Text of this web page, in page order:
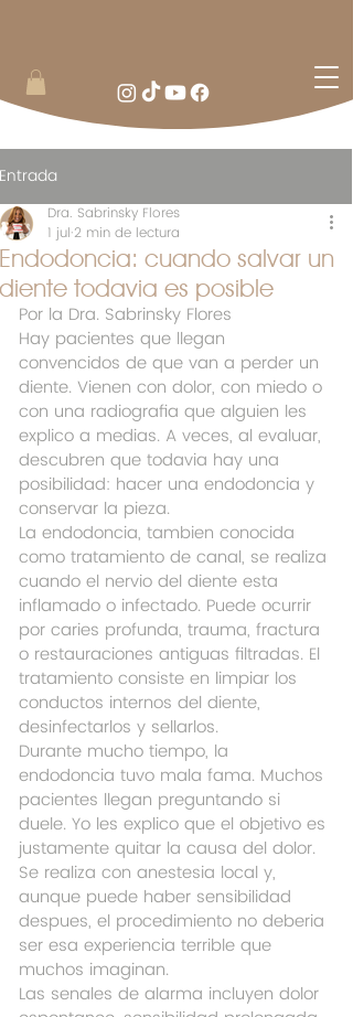
Entrada
Endodoncia: cuando salvar un
diente todavia es posible
Dra. Sabrinsky Flores
1 jul 2 min de lectura
Por la Dra. Sabrinsky Flores
Hay pacientes que llegan
convencidos de que van a perder un
diente. Vienen con dolor, con miedo o
con una radiografia que alguien les
explico a medias. A veces, al evaluar,
descubren que todavia hay una
posibilidad: hacer una endodoncia y
conservar la pieza.
La endodoncia, tambien conocida
como tratamiento de canal, se realiza
cuando el nervio del diente esta
inflamado o infectado. Puede ocurrir
por caries profunda, trauma, fractura
o restauraciones antiguas filtradas. El
tratamiento consiste en limpiar los
conductos internos del diente,
desinfectarlos y sellarlos.
Durante mucho tiempo, la
endodoncia tuvo mala fama. Muchos
pacientes llegan preguntando si
duele. Yo les explico que el objetivo es
justamente quitar la causa del dolor.
Se realiza con anestesia local y,
aunque puede haber sensibilidad
despues, el procedimiento no deberia
ser esa experiencia terrible que
muchos imaginan.
Las senales de alarma incluyen dolor